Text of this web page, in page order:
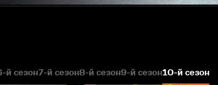
й сезон7-й сезон8-й сезон9-й сезон10-й сезон